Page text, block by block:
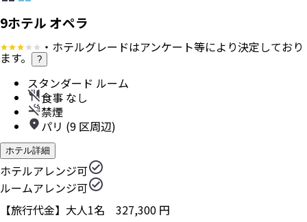
9ホテル オペラ
・ホテルグレードはアンケート等により決定しており
ます。 ?
スタンダード ルーム
食事 なし
禁煙
パリ (9 区周辺)
ホテル詳細
ホテルアレンジ可
ルームアレンジ可
【旅行代金】大人1名 327,300 円